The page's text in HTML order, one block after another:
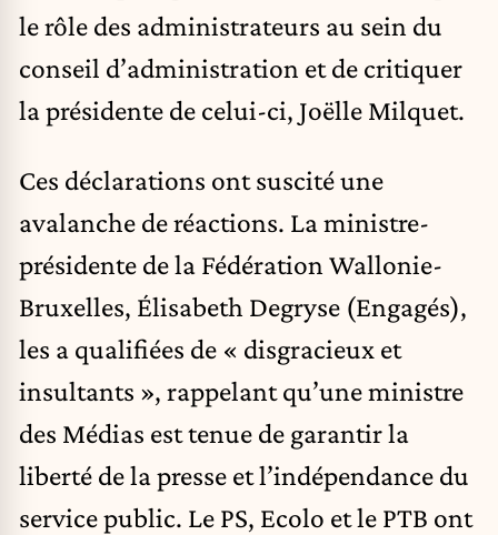
le rôle des administrateurs au sein du
conseil d’administration et de critiquer
la présidente de celui-ci, Joëlle Milquet.
Ces déclarations ont suscité une
avalanche de réactions. La ministre-
présidente de la Fédération Wallonie-
Bruxelles, Élisabeth Degryse (Engagés),
les a qualifiées de « disgracieux et
insultants », rappelant qu’une ministre
des Médias est tenue de garantir la
liberté de la presse et l’indépendance du
service public. Le PS, Ecolo et le PTB ont